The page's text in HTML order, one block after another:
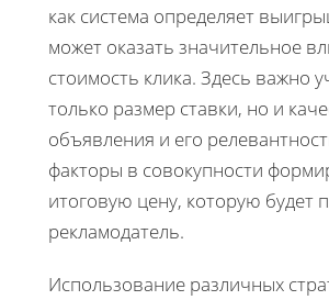
как система определяет
может оказать значительное
стоимость клика. Здесь важно
только размер ставки, но и
объявления и его
факторы в совокупности
итоговую цену, которую будет
рекламодатель.
Использование различных